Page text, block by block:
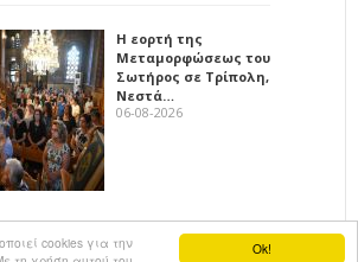
Ok!
cookies για την
Η εορτή της
Μεταμορφώσεως του
Σωτήρος σε Τρίπολη,
Νεστά…
06-08-2026